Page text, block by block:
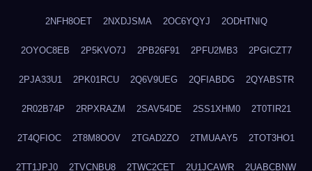
2NFH8OET 2NXDJSMA 2OC6YQYJ 2ODHTNIQ
2OYOC8EB 2P5KVO7J 2PB26F91 2PFU2MB3 2PGICZT7
2PJA33U1 2PK01RCU 2Q6V9UEG 2QFIABDG 2QYABSTR
2R02B74P 2RPXRAZM 2SAV54DE 2SS1XHM0 2T0TIR21
2T4QFIOC 2T8M8OOV 2TGAD2ZO 2TMUAAY5 2TOT3HO1
2TT1JPJ0 2TVCNBU8 2TWC2CET 2U1JCAWR 2UABCBNW